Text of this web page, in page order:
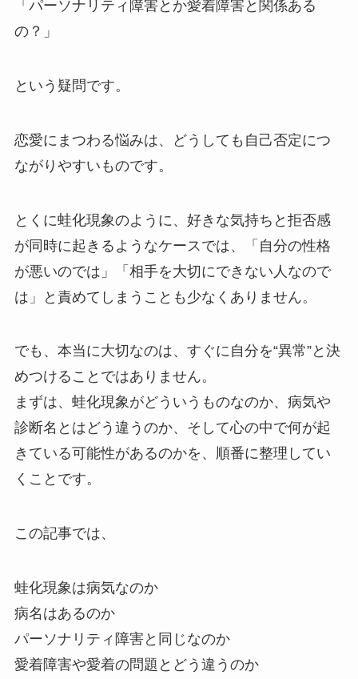
「パーソナリティ障害とか愛着障害と関係ある
の？」
という疑問です。
恋愛にまつわる悩みは、どうしても自己否定につ
ながりやすいものです。
とくに蛙化現象のように、好きな気持ちと拒否感
が同時に起きるようなケースでは、「自分の性格
が悪いのでは」「相手を大切にできない人なので
は」と責めてしまうことも少なくありません。
でも、本当に大切なのは、すぐに自分を“異常”と決
めつけることではありません。
まずは、蛙化現象がどういうものなのか、病気や
診断名とはどう違うのか、そして心の中で何が起
きている可能性があるのかを、順番に整理してい
くことです。
この記事では、
蛙化現象は病気なのか
病名はあるのか
パーソナリティ障害と同じなのか
愛着障害や愛着の問題とどう違うのか